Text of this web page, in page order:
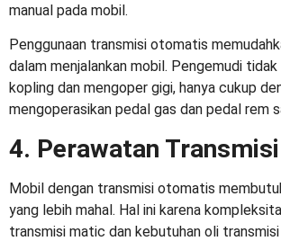
manual pada mobil.
Penggunaan transmisi otomatis
dalam menjalankan mobil. Pengemudi
kopling dan mengoper gigi, hanya cukup
mengoperasikan pedal gas dan pedal rem
4. Perawatan Transmisi
Mobil dengan transmisi otomatis
yang lebih mahal. Hal ini karena
transmisi matic dan kebutuhan oli transmisi